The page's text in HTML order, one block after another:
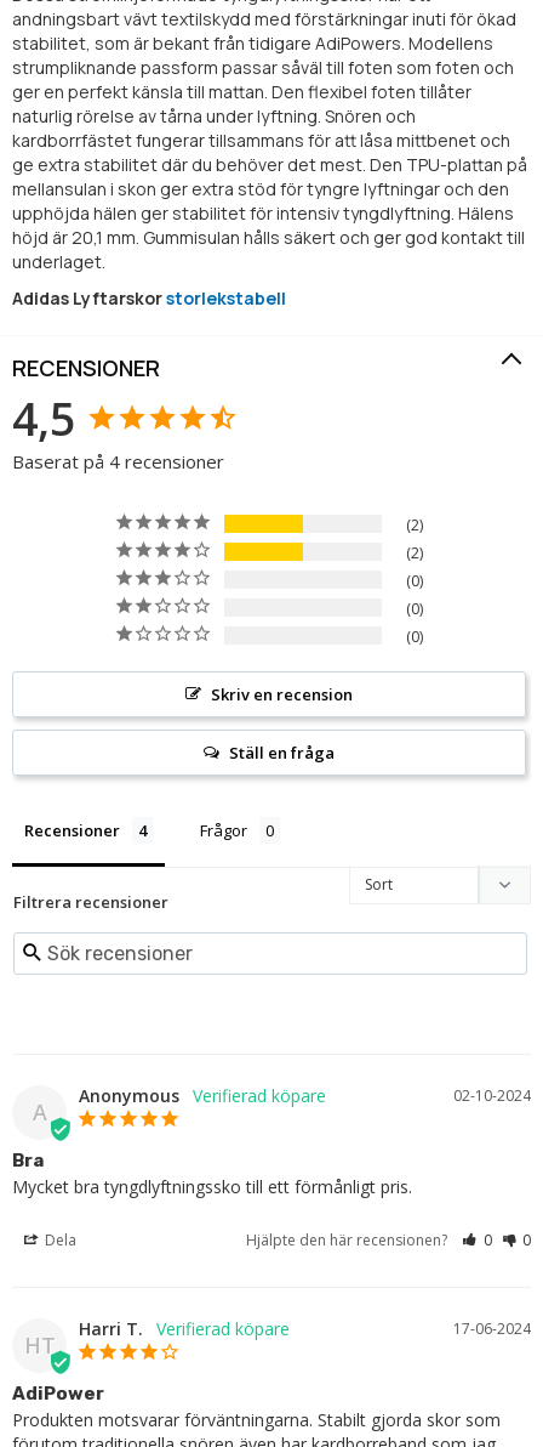
andningsbart vävt textilskydd med förstärkningar inuti för ökad
stabilitet, som är bekant från tidigare AdiPowers. Modellens
strumpliknande passform passar såväl till foten som foten och
ger en perfekt känsla till mattan. Den flexibel foten tillåter
naturlig rörelse av tårna under lyftning. Snören och
kardborrfästet fungerar tillsammans för att låsa mittbenet och
ge extra stabilitet där du behöver det mest. Den TPU-plattan på
mellansulan i skon ger extra stöd för tyngre lyftningar och den
upphöjda hälen ger stabilitet för intensiv tyngdlyftning. Hälens
höjd är 20,1 mm. Gummisulan hålls säkert och ger god kontakt till
underlaget.
Adidas Lyftarskorstorlekstabell
RECENSIONER
4,5
Baserat på 4 recensioner
2
2
0
0
0
Skriv en recension
Ställ en fråga
Recensioner Frågor
Filtrera recensioner
A
02-10-2024
Anonymous
Bra
Mycket bra tyngdlyftningssko till ett förmånligt pris.
Dela Hjälpte den här recensionen? 0 0
HT
17-06-2024
Harri T.
AdiPower
Produkten motsvarar förväntningarna. Stabilt gjorda skor som